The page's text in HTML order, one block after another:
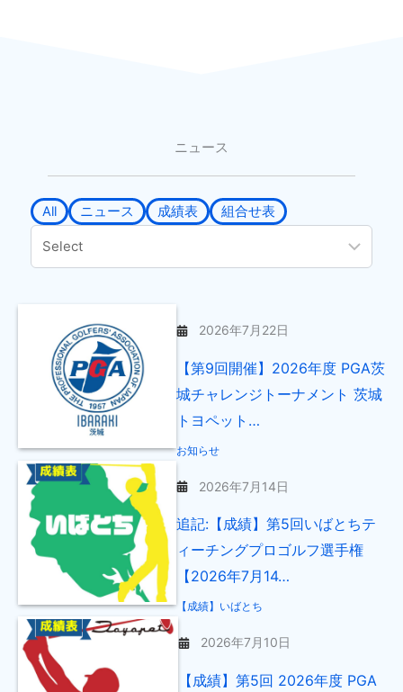
ニュース
All ニュース 成績表 組合せ表
2026年7月22日
【第9回開催】2026年度 PGA茨
城チャレンジトーナメント 茨城
トヨペット…
お知らせ
2026年7月14日
追記:【成績】第5回いばとちテ
ィーチングプロゴルフ選手権
【2026年7月14…
【成績】いばとち
2026年7月10日
【成績】第5回 2026年度 PGA